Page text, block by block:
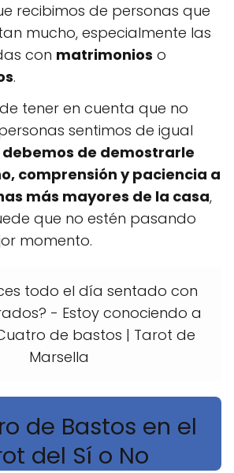
recibimos de personas que
mucho, especialmente las
con matrimonios o
.
tener en cuenta que no
sentimos de igual
debemos de demostrarle
comprensión y paciencia a
más mayores de la casa,
que no estén pasando
momento.
todo el día sentado con
- Estoy conociendo a
de bastos | Tarot de
Marsella
de Bastos en el
del Sí o No